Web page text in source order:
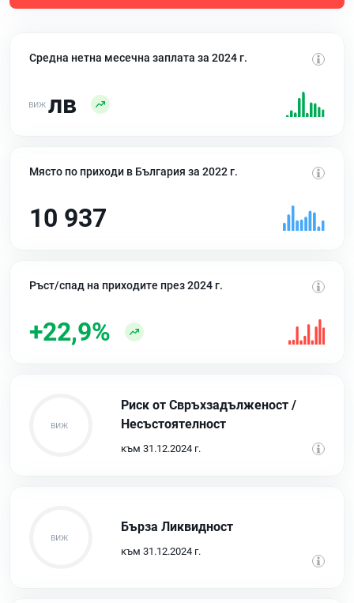
Средна нетна месечна заплата за 2024 г.
лв
Място по приходи в България за 2022 г.
10 937
Ръст/спад на приходите през 2024 г.
+22,9%
Риск от Свръхзадълженост /
Несъстоятелност
към 31.12.2024 г.
Бърза Ликвидност
към 31.12.2024 г.